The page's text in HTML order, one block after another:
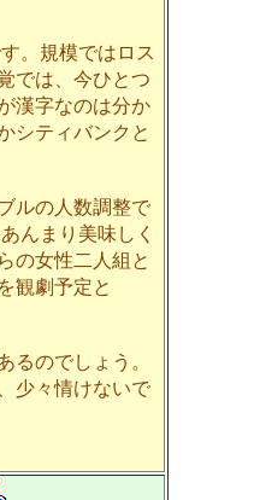
。規模ではロス
では、今ひとつ
漢字なのは分か
シティバンクと
ルの人数調整で
んまり美味しく
の女性二人組と
観劇予定と
のでしょう。
少々情けないで